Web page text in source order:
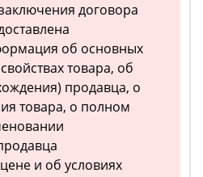
договора
об основных
товара, об
продавца, о
товара, о полном
и об условиях